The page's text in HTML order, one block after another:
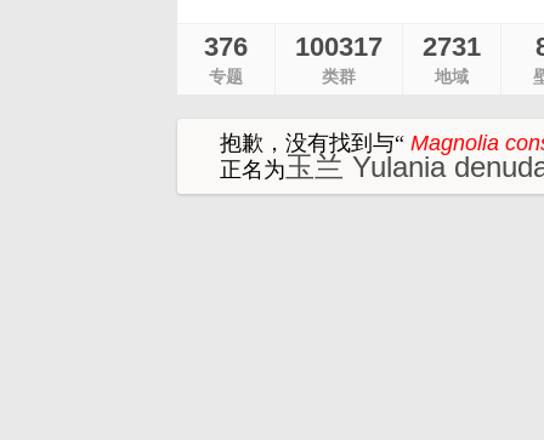
376
专题
100317
类群
2731
地域
抱歉，没有找到与“Magnolia
正名为玉兰 Yulania